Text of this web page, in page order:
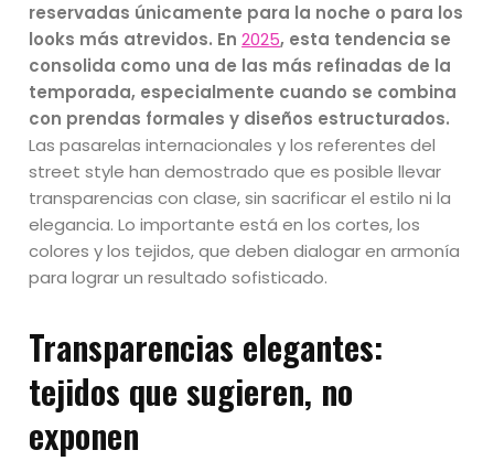
reservadas únicamente para la noche o para los
looks más atrevidos. En2025, esta tendencia se
consolida como una de las más refinadas de la
temporada, especialmente cuando se combina
con prendas formales y diseños estructurados.
Las pasarelas internacionales y los referentes del
street style han demostrado que es posible llevar
transparencias con clase, sin sacrificar el estilo ni la
elegancia. Lo importante está en los cortes, los
colores y los tejidos, que deben dialogar en armonía
para lograr un resultado sofisticado.
Transparencias elegantes:
tejidos que sugieren, no
exponen